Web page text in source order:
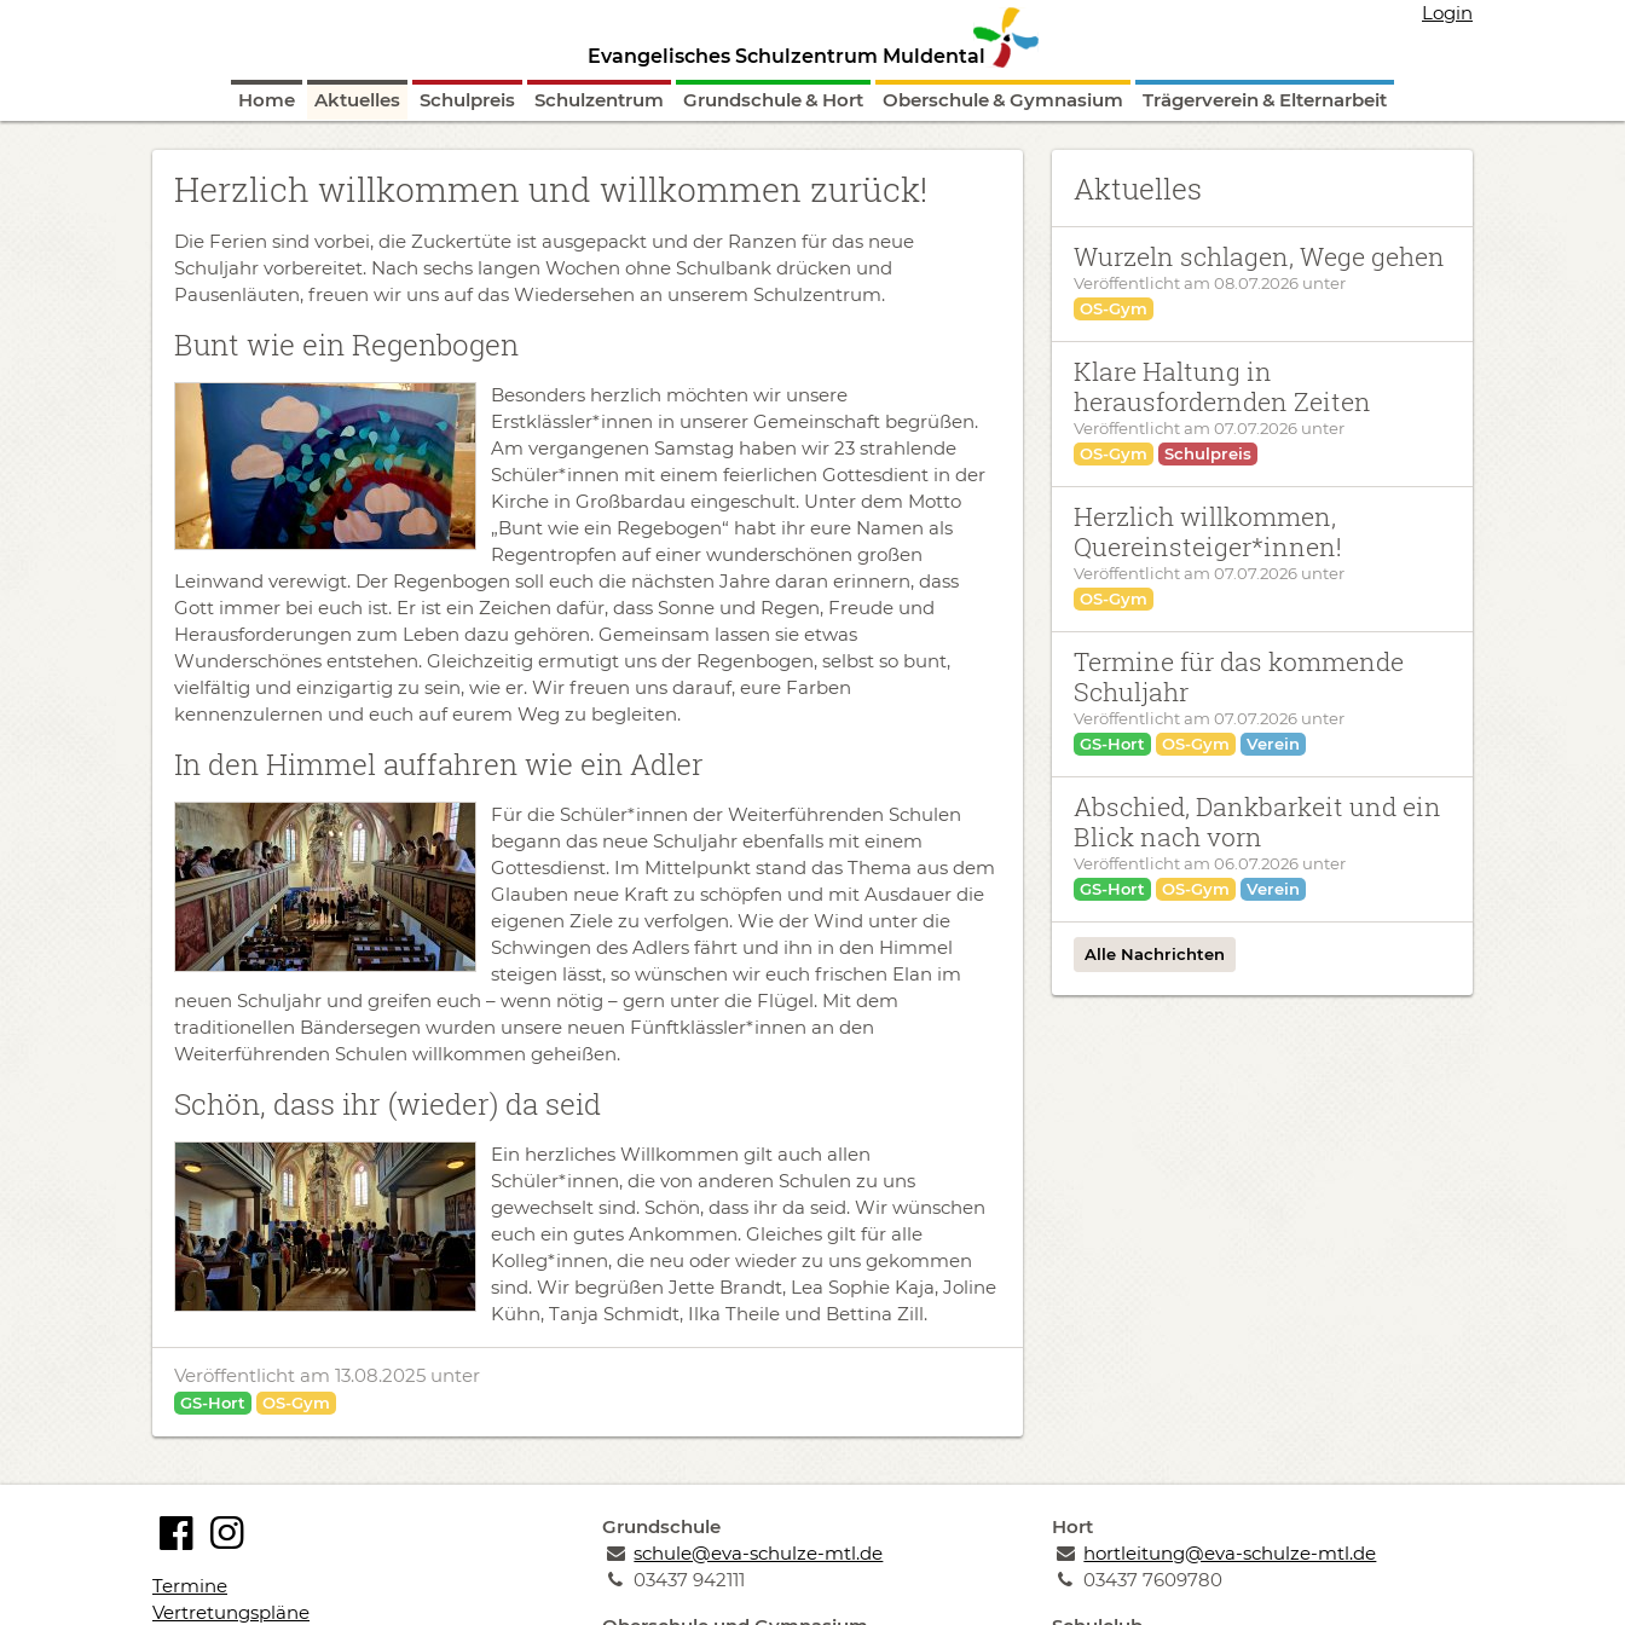
Evangelisches Schulzentrum Muldental
Login
Home Aktuelles Schulpreis Schulzentrum Grundschule & Hort Oberschule & Gymnasium Trägerverein & Elternarbeit
Herzlich willkommen und willkommen zurück!
Die Ferien sind vorbei, die Zuckertüte ist ausgepackt und der Ranzen für das neue
Schuljahr vorbereitet. Nach sechs langen Wochen ohne Schulbank drücken und
Pausenläuten, freuen wir uns auf das Wiedersehen an unserem Schulzentrum.
​Bunt wie ein Regenbogen
Besonders herzlich möchten wir unsere
Erstklässler*innen in unserer Gemeinschaft begrüßen.
Am vergangenen Samstag haben wir 23 strahlende
Schüler*innen mit einem feierlichen Gottesdient in der
Kirche in Großbardau eingeschult. Unter dem Motto
„Bunt wie ein Regebogen“ habt ihr eure Namen als
Regentropfen auf einer wunderschönen großen
Leinwand verewigt. Der Regenbogen soll euch die nächsten Jahre daran erinnern, dass
Gott immer bei euch ist. Er ist ein Zeichen dafür, dass Sonne und Regen, Freude und
Herausforderungen zum Leben dazu gehören. Gemeinsam lassen sie etwas
Wunderschönes entstehen. Gleichzeitig ermutigt uns der Regenbogen, selbst so bunt,
vielfältig und einzigartig zu sein, wie er. Wir freuen uns darauf, eure Farben
kennenzulernen und euch auf eurem Weg zu begleiten.
In den Himmel auffahren wie ein Adler
Für die Schüler*innen der Weiterführenden Schulen
begann das neue Schuljahr ebenfalls mit einem
Gottesdienst. Im Mittelpunkt stand das Thema aus dem
Glauben neue Kraft zu schöpfen und mit Ausdauer die
eigenen Ziele zu verfolgen. Wie der Wind unter die
Schwingen des Adlers fährt und ihn in den Himmel
steigen lässt, so wünschen wir euch frischen Elan im
neuen Schuljahr und greifen euch – wenn nötig – gern unter die Flügel. Mit dem
traditionellen Bändersegen wurden unsere neuen Fünftklässler*innen an den
Weiterführenden Schulen willkommen geheißen.
Schön, dass ihr (wieder) da seid
Ein herzliches Willkommen gilt auch allen
Schüler*innen, die von anderen Schulen zu uns
gewechselt sind. Schön, dass ihr da seid. Wir wünschen
euch ein gutes Ankommen. Gleiches gilt für alle
Kolleg*innen, die neu oder wieder zu uns gekommen
sind. Wir begrüßen Jette Brandt, Lea Sophie Kaja, Joline
Kühn, Tanja Schmidt, Ilka Theile und Bettina Zill.
Veröffentlicht am 13.08.2025 unter
GS-Hort OS-Gym
Aktuelles
Wurzeln schlagen, Wege gehen
Veröffentlicht am 08.07.2026 unter
OS-Gym
Klare Haltung in
herausfordernden Zeiten
Veröffentlicht am 07.07.2026 unter
OS-Gym
Schulpreis
Herzlich willkommen,
Quereinsteiger*innen!
Veröffentlicht am 07.07.2026 unter
OS-Gym
Termine für das kommende
Schuljahr
Veröffentlicht am 07.07.2026 unter
GS-Hort
OS-Gym Verein
Abschied, Dankbarkeit und ein
Blick nach vorn
Veröffentlicht am 06.07.2026 unter
GS-Hort
OS-Gym Verein
Alle Nachrichten
Termine
Vertretungspläne
Grundschule
schule@eva-schulze-mtl.de
03437 942111
Hort
hortleitung@eva-schulze-mtl.de
03437 7609780